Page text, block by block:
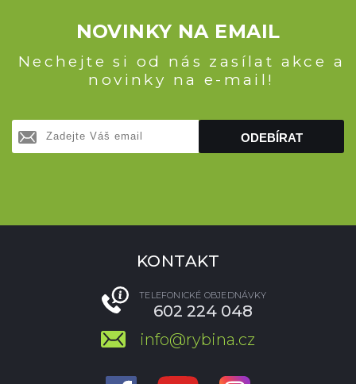
NOVINKY NA EMAIL
Nechejte si od nás zasílat akce a
novinky na e-mail!
ODEBÍRAT
KONTAKT
TELEFONICKÉ OBJEDNÁVKY
602 224 048
info@rybina.cz